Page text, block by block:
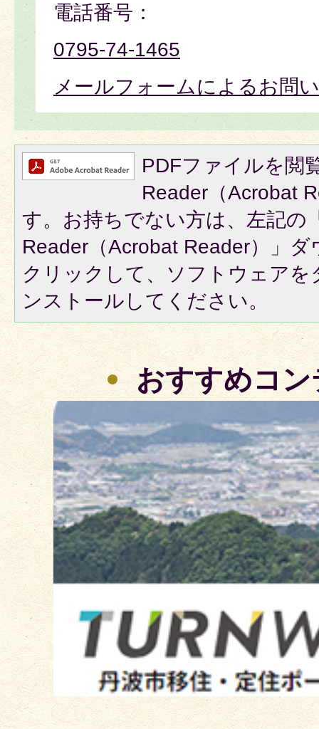
電話番号：
0795-74-1465
メールフォームによるお問
PDFファイルを閲
Reader（Acrobat
す。お持ちでない方は、左記の
Reader（Acrobat Reader）」
クリックして、ソフトウェア
ンストールしてください。
おすすめコン
3
枚
目
の
ス